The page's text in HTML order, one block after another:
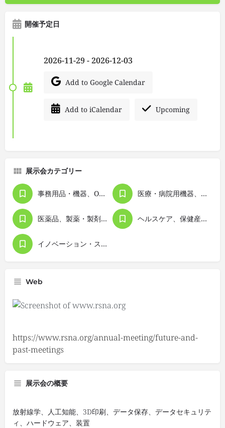
開催予定日
2026-11-29 - 2026-12-03
Add to Google Calendar
Add to iCalendar Upcoming
展示会カテゴリー
事務用品・機器、OA機器 医療・病院用機器、医療技術
医薬品、製薬・製剤、薬学 ヘルスケア、保健産業、保健用品
イノベーション・スタートアップ
Web
https://www.rsna.org/annual-meeting/future-and-
past-meetings
展示会の概要
放射線学、人工知能、3D印刷、データ保存、データセキュリテ
ィ、ハードウェア、装置